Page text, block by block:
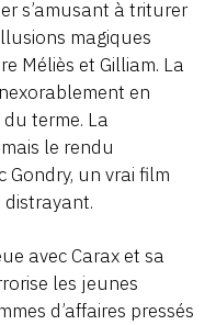
s’amusant à triturer
magiques
Méliès et Gilliam. La
en
terme. La
le rendu
Gondry, un vrai film
distrayant.
avec Carax et sa
les jeunes
d’affaires pressés